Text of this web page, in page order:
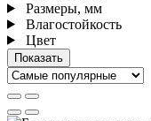
Размеры, мм
Влагостойкость
Цвет